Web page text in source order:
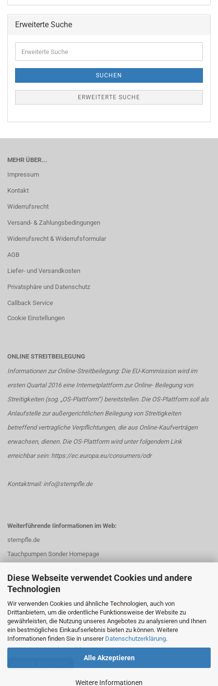
Diese Webseite verwendet Cookies und andere
Technologien
Wir verwenden Cookies und ähnliche Technologien, auch von
Drittanbietern, um die ordentliche Funktionsweise der Website zu
gewährleisten, die Nutzung unseres Angebotes zu analysieren und Ihnen
ein bestmögliches Einkaufserlebnis bieten zu können. Weitere
Informationen finden Sie in unserer Datenschutzerklärung.
Alle Akzeptieren
Weitere Informationen
Erweiterte Suche
Suche
SUCHEN
ERWEITERTE SUCHE
MEHR ÜBER...
Impressum
Kontakt
Widerrufsrecht
Versand- & Zahlungsbedingungen
Widerrufsrecht & Widerrufsformular
AGB
Liefer- und Versandkosten
Privatsphäre und Datenschutz
Callback Service
Cookie Einstellungen
ONLINE STREITBEILEGUNG
Informationen zur Online-Streitbeilegung: Die EU-Kommission wird im
ersten Quartal 2016 eine Internetplattform zur Online- Beilegung von
Streitigkeiten (sog. „OS-Plattform“) bereitstellen. Die OS-Plattform soll als
Anlaufstelle zur außergerichtlichen Beilegung von Streitigkeiten
betreffend vertragliche Verpflichtungen, die aus Online-Kaufverträgen
erwachsen, dienen. Die OS-Plattform wird unter folgendem Link
erreichbar sein: https://ec.europa.eu/consumers/odr
Kontaktmail: info@stempfle.de
Weiterführende Iinformationen im Web:
stempfle.de
Tauchpumpen Sonder Homepage
Mehr Videos und Infos unter: